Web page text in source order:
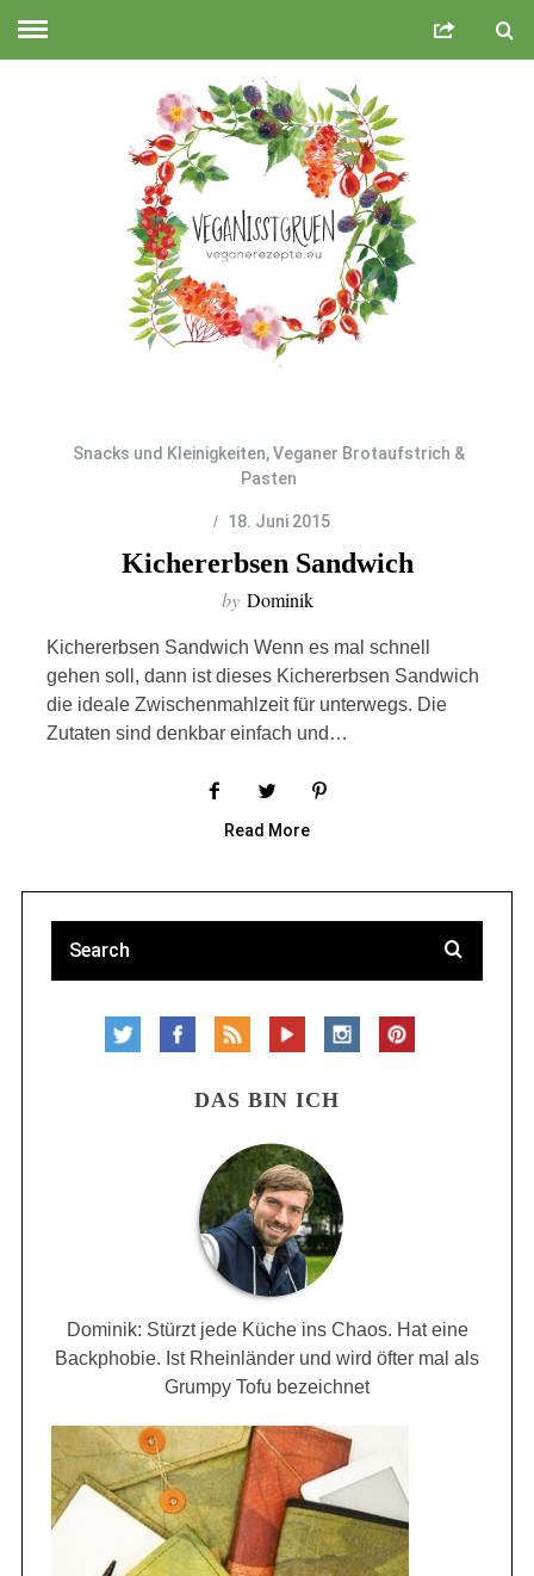
Snacks und Kleinigkeiten,Veganer Brotaufstrich &
Pasten
18. Juni 2015
Kichererbsen Sandwich
by Dominik
Kichererbsen Sandwich Wenn es mal schnell
gehen soll, dann ist dieses Kichererbsen Sandwich
die ideale Zwischenmahlzeit für unterwegs. Die
Zutaten sind denkbar einfach und…
Read More
DAS BIN ICH
Dominik: Stürzt jede Küche ins Chaos. Hat eine
Backphobie. Ist Rheinländer und wird öfter mal als
Grumpy Tofu bezeichnet